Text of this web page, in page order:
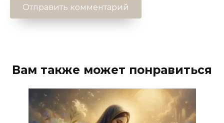
Вам также может понравиться